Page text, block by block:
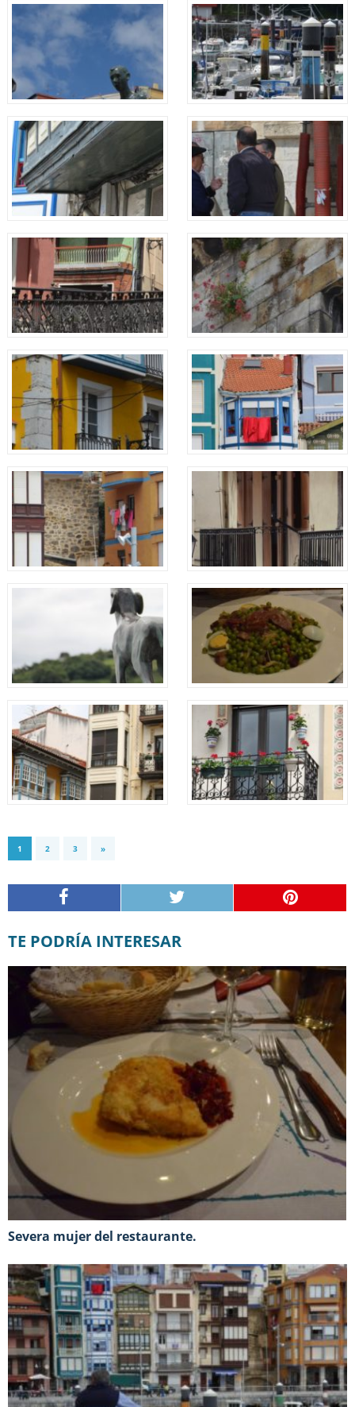
1 2 3 »
TE PODRÍA INTERESAR
Severa mujer del restaurante.